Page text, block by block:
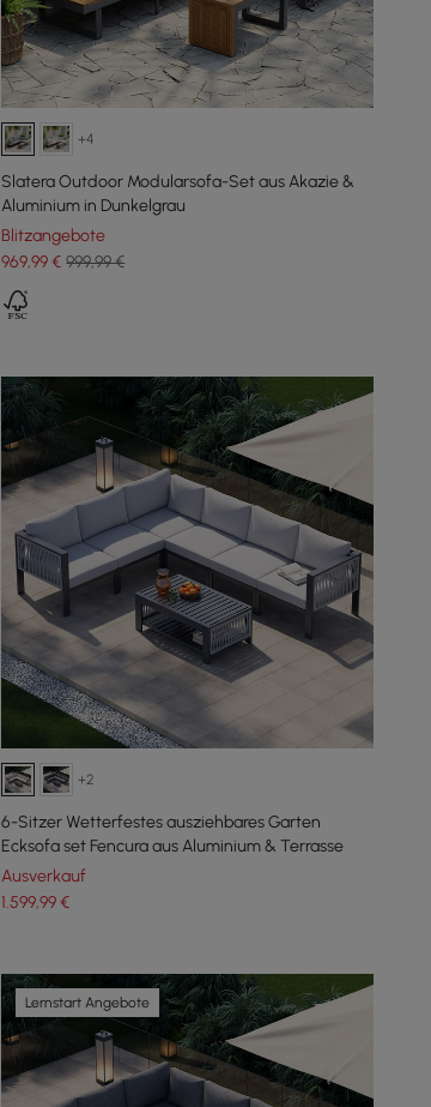
+4
Slatera Outdoor Modularsofa-Set aus Akazie &
Aluminium in Dunkelgrau
Blitzangebote
969,99€ 999,99 €
+2
6-Sitzer Wetterfestes ausziehbares Garten
Ecksofa set Fencura aus Aluminium & Terrasse
Ausverkauf
1.599,99€
Lernstart Angebote